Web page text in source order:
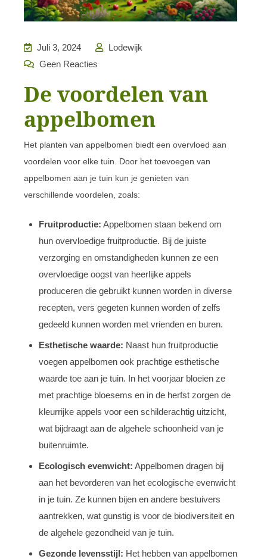
Juli 3, 2024
Lodewijk
Geen Reacties
De voordelen van
appelbomen
Het planten van appelbomen biedt een overvloed aan
voordelen voor elke tuin. Door het toevoegen van
appelbomen aan je tuin kun je genieten van
verschillende voordelen, zoals:
Fruitproductie: Appelbomen staan ​​bekend om
hun overvloedige fruitproductie. Bij de juiste
verzorging en omstandigheden kunnen ze een
overvloedige oogst van heerlijke appels
produceren die gebruikt kunnen worden in diverse
recepten, vers gegeten kunnen worden of zelfs
gedeeld kunnen worden met vrienden en buren.
Esthetische waarde: Naast hun fruitproductie
voegen appelbomen ook prachtige esthetische
waarde toe aan je tuin. In het voorjaar bloeien ze
met prachtige bloesems en in de herfst zorgen de
kleurrijke appels voor een schilderachtig uitzicht,
wat bijdraagt aan de algehele schoonheid van je
buitenruimte.
Ecologisch evenwicht: Appelbomen dragen bij
aan het bevorderen van het ecologische evenwicht
in je tuin. Ze kunnen bijen en andere bestuivers
aantrekken, wat gunstig is voor de biodiversiteit en
de algehele gezondheid van je tuin.
Gezonde levensstijl: Het hebben van appelbomen